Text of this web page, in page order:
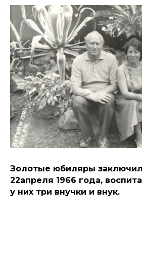
Золотые юбиляры
22апреля 1966 года,
у них три внучки и внук.